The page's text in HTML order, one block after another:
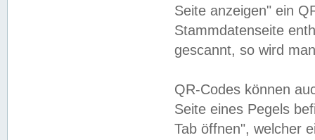
Seite anzeigen" ein
Stammdatenseite
gescannt, so wird
QR-Codes können
Seite eines Pegels
Tab öffnen", welcher